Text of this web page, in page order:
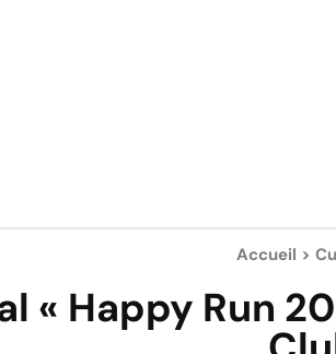
Accueil >
« Happy Run